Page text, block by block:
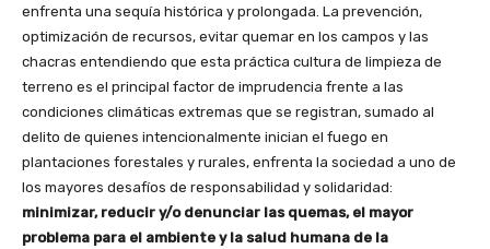
enfrenta una sequía histórica y prolongada. La prevención,
optimización de recursos, evitar quemar en los campos y las
chacras entendiendo que esta práctica cultura de limpieza de
terreno es el principal factor de imprudencia frente a las
condiciones climáticas extremas que se registran, sumado al
delito de quienes intencionalmente inician el fuego en
plantaciones forestales y rurales, enfrenta la sociedad a uno de
los mayores desafíos de responsabilidad y solidaridad:
minimizar, reducir y/o denunciar las quemas, el mayor
problema para el ambiente y la salud humana de la